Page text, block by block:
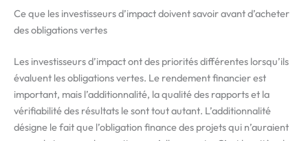
Ce que les investisseurs d’impact doivent savoir avant d’acheter
des obligations vertes
Les investisseurs d’impact ont des priorités différentes lorsqu’ils
évaluent les obligations vertes. Le rendement financier est
important, mais l’additionnalité, la qualité des rapports et la
vérifiabilité des résultats le sont tout autant. L’additionnalité
désigne le fait que l’obligation finance des projets qui n’auraient